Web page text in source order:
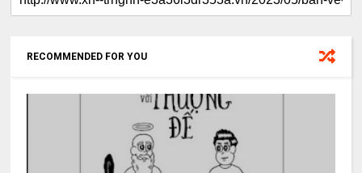
RECOMMENDED FOR YOU